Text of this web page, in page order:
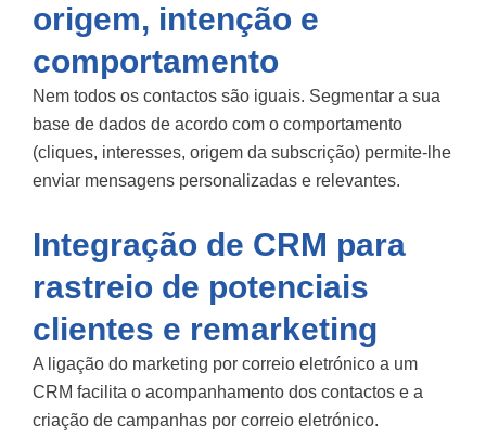
origem, intenção e
comportamento
Nem todos os contactos são iguais. Segmentar a sua
base de dados de acordo com o comportamento
(cliques, interesses, origem da subscrição) permite-lhe
enviar mensagens personalizadas e relevantes.
Integração de CRM para
rastreio de potenciais
clientes e remarketing
A ligação do marketing por correio eletrónico a um
CRM facilita o acompanhamento dos contactos e a
criação de campanhas por correio eletrónico.